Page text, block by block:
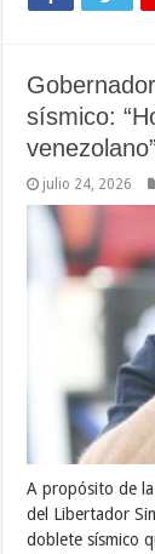
sísmico:
venezolano”
julio 24, 2026
A propósito de
del Libertador
doblete sísmico